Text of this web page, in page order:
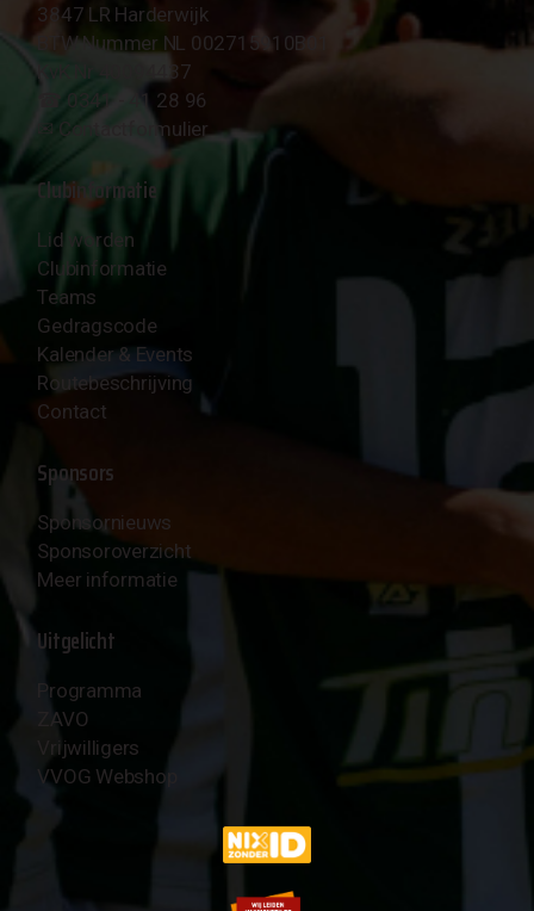
3847 LR Harderwijk
BTW Nummer NL 002715910B01
KvK Nr 40094437
☎︎ 0341 - 41 28 96
✉︎ Contactformulier
Clubinformatie
Lid worden
Clubinformatie
Teams
Gedragscode
Kalender & Events
Routebeschrijving
Contact
Sponsors
Sponsornieuws
Sponsoroverzicht
Meer informatie
Uitgelicht
Programma
ZAVO
Vrijwilligers
VVOG Webshop